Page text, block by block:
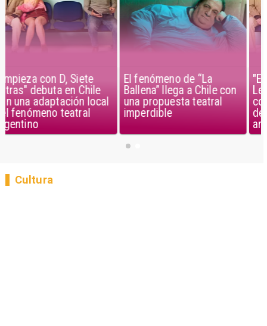
El fenómeno de “La
Ballena” llega a Chile con
una propuesta teatral
imperdible
"Empieza con D, Siete
Letras" debuta en Chile
con una adaptación local
del fenómeno teatral
Cultura